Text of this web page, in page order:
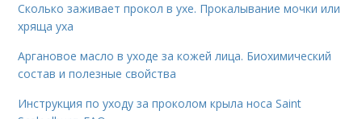
Сколько заживает прокол в ухе. Прокалывание мочки или
хряща уха
Аргановое масло в уходе за кожей лица. Биохимический
состав и полезные свойства
Инструкция по уходу за проколом крыла носа Saint